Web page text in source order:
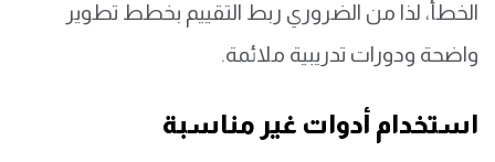
الخطأ، لذا من الضروري ربط التقييم بخطط تطوير
واضحة ودورات تدريبية ملائمة.
استخدام أدوات غير مناسبة